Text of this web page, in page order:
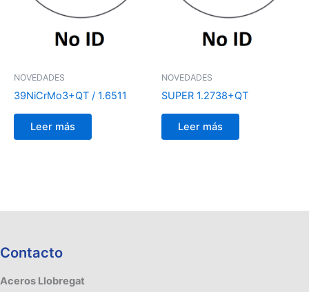
NOVEDADES
39NiCrMo3+QT / 1.6511
Leer más
NOVEDADES
SUPER 1.2738+QT
Leer más
Contacto
Aceros Llobregat